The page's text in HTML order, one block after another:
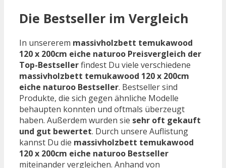
Die Bestseller im Vergleich
In unsererem massivholzbett temukawood
120 x 200cm eiche naturoo Preisvergleich der
Top-Bestsellerfindest Du viele verschiedene
massivholzbett temukawood 120 x 200cm
eiche naturoo Bestseller. Bestseller sind
Produkte, die sich gegen ähnliche Modelle
behaupten konnten und oftmals überzeugt
haben. Außerdem wurden sie sehr oft gekauft
und gut bewertet. Durch unsere Auflistung
kannst Du die massivholzbett temukawood
120 x 200cm eiche naturoo Bestseller
miteinander vergleichen. Anhand von